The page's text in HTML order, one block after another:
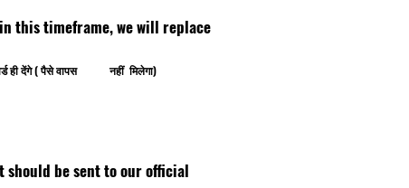
this timeframe, we will replace
ही देंगे ( पैसे वापस नहीं मिलेगा)
should be sent to our official